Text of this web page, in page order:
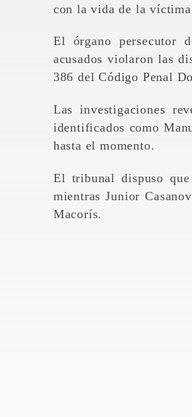
con la vida de la
El órgano persecutor
acusados violaron las
386 del Código Penal
Las investigaciones
identificados como
hasta el momento.
El tribunal dispuso
mientras Junior
Macorís.